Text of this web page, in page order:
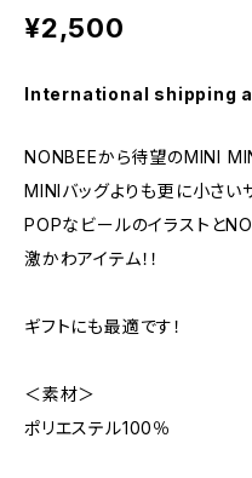
¥2,500
International shipping
NONBEEから待望のMINI
MINIバッグよりも更に小さい
POPなビールのイラストと
激かわアイテム！！
ギフトにも最適です！
＜素材＞
ポリエステル100％